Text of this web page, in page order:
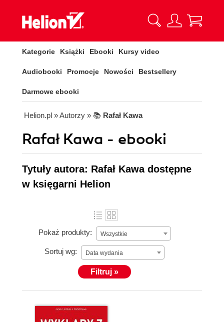
Kategorie Książki Ebooki Kursy video
Audiobooki Promocje Nowości Bestsellery
Darmowe ebooki
Helion.pl » Autorzy » 📚 Rafał Kawa
Rafał Kawa - ebooki
Tytuły autora: Rafał Kawa dostępne
w księgarni Helion
Pokaż produkty: Wszystkie
Sortuj wg: Data wydania
Filtruj »